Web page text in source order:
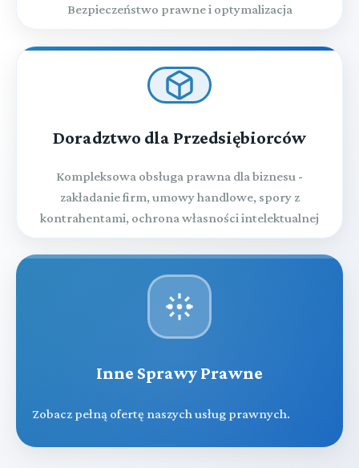
Bezpieczeństwo prawne i optymalizacja
Doradztwo dla Przedsiębiorców
Kompleksowa obsługa prawna dla biznesu -
zakładanie firm, umowy handlowe, spory z
kontrahentami, ochrona własności intelektualnej
Inne Sprawy Prawne
Zobacz pełną ofertę naszych usług prawnych.